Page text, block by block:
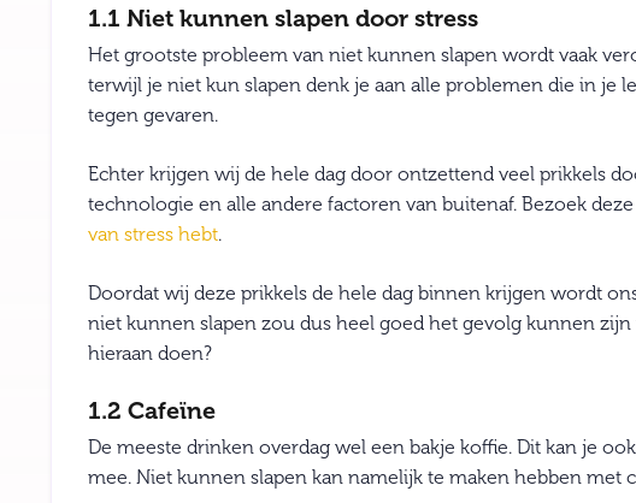
1.1 Niet kunnen slapen door stress
Het grootste probleem van niet kunnen slapen wordt vaak
terwijl je niet kun slapen denk je aan alle problemen die in je
tegen gevaren.
Echter krijgen wij de hele dag door ontzettend veel prikkels
technologie en alle andere factoren van buitenaf. Bezoek deze
van stress hebt.
Doordat wij deze prikkels de hele dag binnen krijgen wordt
niet kunnen slapen zou dus heel goed het gevolg kunnen
hieraan doen?
1.2 Cafeïne
De meeste drinken overdag wel een bakje koffie. Dit kan je
mee. Niet kunnen slapen kan namelijk te maken hebben met